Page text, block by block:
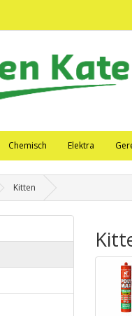
Chemisch Elektra
Kitten